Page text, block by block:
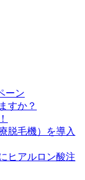
ーン
すか？
脱毛機）を導入
ヒアルロン酸注